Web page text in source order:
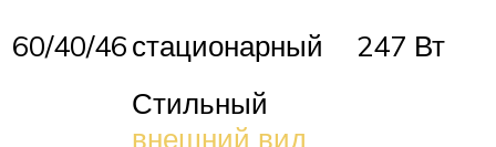
60/40/46стационарный 247 Вт
Стильный
внешний вид